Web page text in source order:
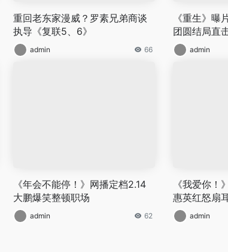
重回老东家漫威？罗素兄弟商谈
执导《复联5、6》
admin 66
《重生》曝
团圆结局直
admin
《年会不能停！》网播定档2.14
大鹏爆笑整顿职场
admin 62
《我爱你！
惠英红怒扇
admin